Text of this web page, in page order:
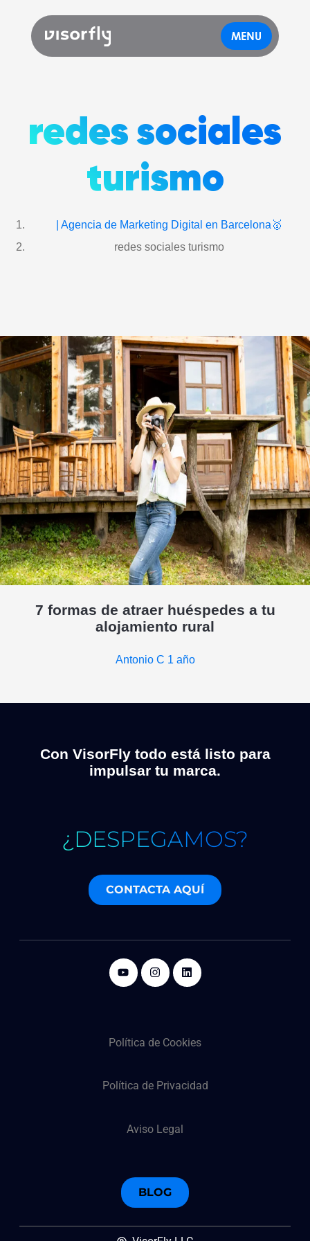
MENU
redes sociales
turismo
| Agencia de Marketing Digital en Barcelona🥇
redes sociales turismo
7 formas de atraer huéspedes a tu
alojamiento rural
Antonio C 1 año
Con VisorFly todo está listo para
impulsar tu marca.
¿DESPEGAMOS?
CONTACTA AQUÍ
Política de Cookies
Política de Privacidad
Aviso Legal
BLOG